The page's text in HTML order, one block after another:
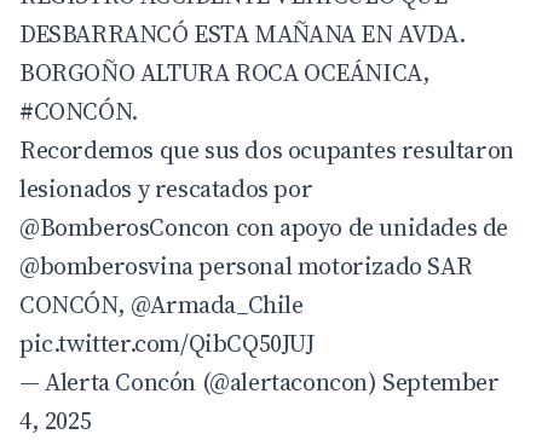
DESBARRANCÓ ESTA MAÑANA EN AVDA.
BORGOÑO ALTURA ROCA OCEÁNICA,
#CONCÓN.
Recordemos que sus dos ocupantes resultaron
lesionados y rescatados por
@BomberosConcon con apoyo de unidades de
@bomberosvinapersonal motorizado SAR
CONCÓN, @Armada_Chile
pic.twitter.com/QibCQ50JUJ
— Alerta Concón (@alertaconcon) September
4, 2025